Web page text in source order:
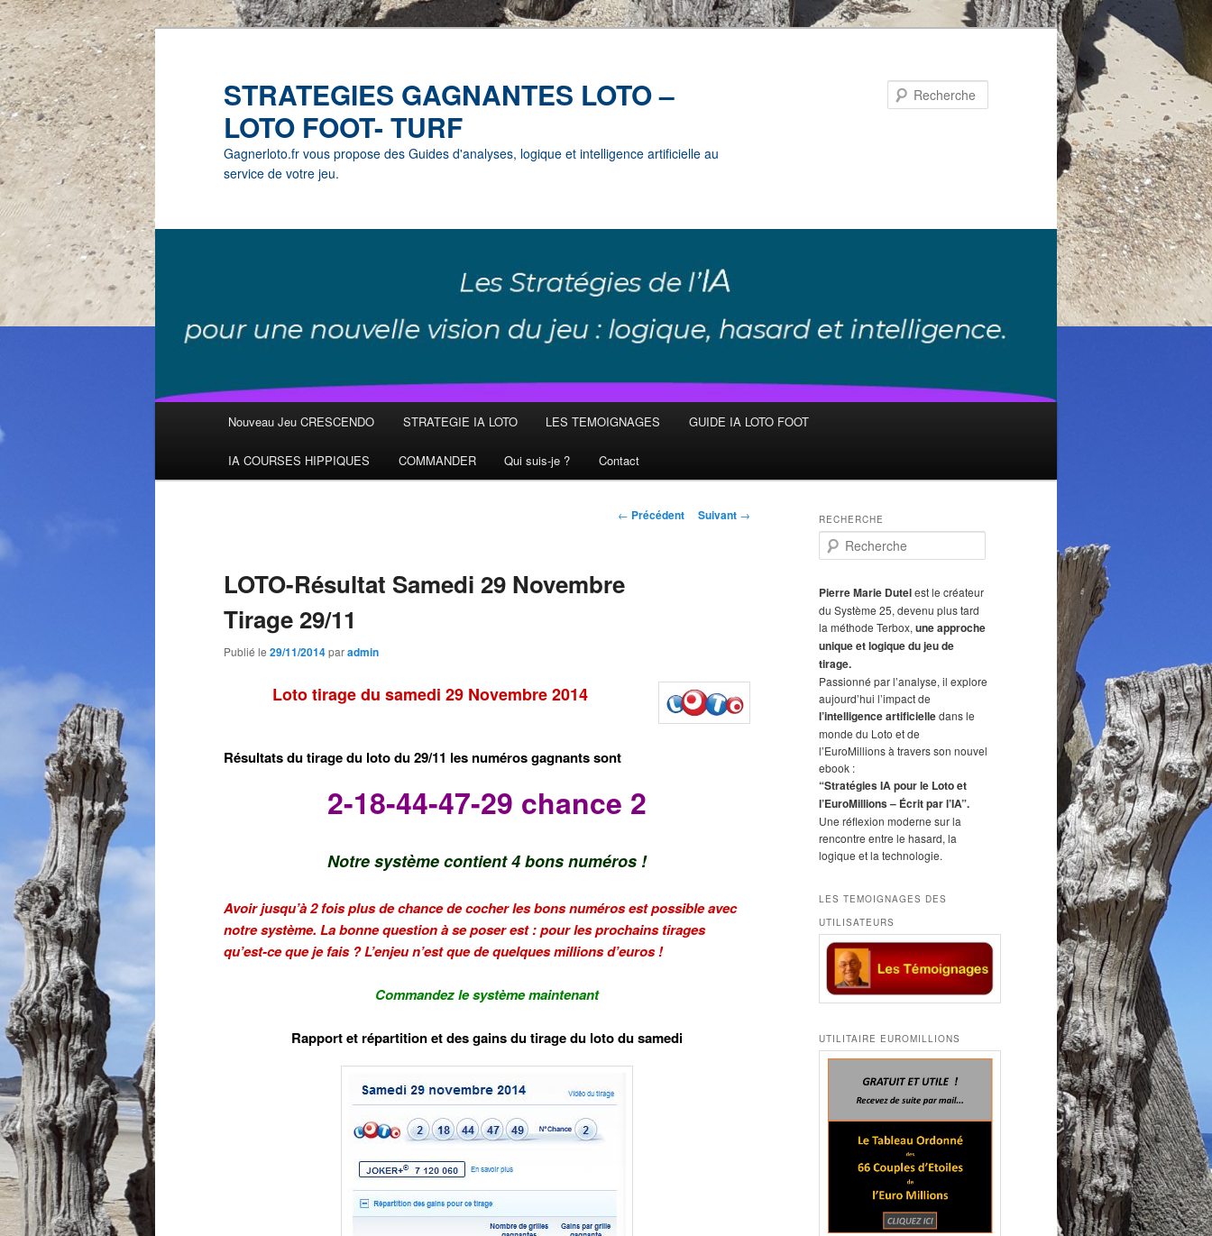
STRATEGIES GAGNANTES LOTO –
LOTO FOOT- TURF
Gagnerloto.fr vous propose des Guides d'analyses, logique et intelligence artificielle au
service de votre jeu.
Aller
au
Nouveau Jeu CRESCENDO STRATEGIE IA LOTO LES TEMOIGNAGES GUIDE IA LOTO FOOT
IA COURSES HIPPIQUES COMMANDER Qui suis-je ? Contact
Navigation
← Précédent Suivant →
LOTO-Résultat Samedi 29 Novembre
Tirage 29/11
Publié le 29/11/2014paradmin
Loto tirage du samedi 29 Novembre 2014
Résultats du tirage du loto du 29/11 les numéros gagnants sont
2-18-44-47-29 chance 2
Notre système contient 4 bons numéros !
Avoir jusqu’à 2 fois plus de chance de cocher les bons numéros est possible avec
notre système. La bonne question à se poser est : pour les prochains tirages
qu’est-ce que je fais ? L’enjeu n’est que de quelques millions d’euros !
Commandez le système maintenant
Rapport et répartition et des gains du tirage du loto du samedi
RECHERCHE
e
h
e
r
c
h
e
Pierre Marie Dutelest le créateur
du Système 25, devenu plus tard
la méthode Terbox, une approche
unique et logique du jeu de
tirage.
Passionné par l’analyse, il explore
aujourd’hui l’impact de
l’intelligence artificielledans le
monde du Loto et de
l’EuroMillions à travers son nouvel
ebook :
“Stratégies IA pour le Loto et
l’EuroMillions – Écrit par l’IA”.
Une réflexion moderne sur la
rencontre entre le hasard, la
logique et la technologie.
LES TEMOIGNAGES DES
UTILISATEURS
UTILITAIRE EUROMILLIONS